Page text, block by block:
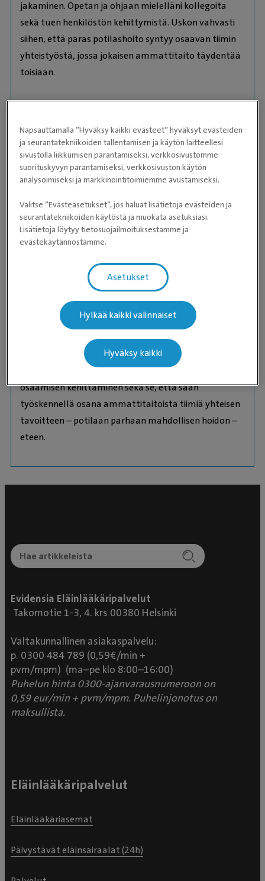
jakaminen. Opetan ja ohjaan mielelläni kollegoita
sekä tuen henkilöstön kehittymistä. Uskon vahvasti
siihen, että paras potilashoito syntyy osaavan tiimin
yhteistyöstä, jossa jokaisen ammattitaito täydentää
toisiaan.
Olen ollut kehittämässä Savon Murren
työtä edelleen. Tavoitteeni on, että
anestesiahoitomme perustuu ajantasaiseen tietoon,
yhtenäisiin toimintamalleihin ja jatkuvaan
kehittämiseen, jotta voimme tarjota potilaillemme
mahdollisimman turvallista ja laadukasta hoitoa.
Kirurgisten potilaiden lisäksi viihdyn myös
ja mahdollisuutta ratkaista nopeasti muuttuvia
tilanteita osana osaavaa tiimiä. Olen kiinnostunut
kehittämään osaamistani myös eksoottisten eläinten
anestesiassa ja haluan syventää tietojani tällä
erityisosaamista vaativalla alueella.
Parasta työssäni ovat onnistuneet potilastapaukset,
osaamisen kehittäminen sekä se, että saan
työskennellä osana ammattitaitoista tiimiä yhteisen
tavoitteen – potilaan parhaan mahdollisen hoidon –
eteen.
Evidensia Eläinlääkäripalvelut
Takomotie 1-3, 4. krs 00380 Helsinki
Valtakunnallinen asiakaspalvelu:
p. 0300 484 789 (0,59€/min +
pvm/mpm) (ma–pe klo 8:00–16:00)
Puhelun hinta 0300-ajanvarausnumeroon on
0,59 eur/min + pvm/mpm. Puhelinjonotus on
maksullista.
Eläinlääkäripalvelut
Eläinlääkäriasemat
Päivystävät eläinsairaalat (24h)
Napsauttamalla ”Hyväksy kaikki evästeet” hyväksyt evästeiden
ja seurantatekniikoiden tallentamisen ja käytön laitteellesi
sivustolla liikkumisen parantamiseksi, verkkosivustomme
suorituskyvyn parantamiseksi, verkkosivuston käytön
analysoimiseksi ja markkinointitoimiemme avustamiseksi.
Valitse ”Evästeasetukset”, jos haluat lisätietoja evästeiden ja
seurantatekniikoiden käytöstä ja muokata asetuksiasi.
Lisätietoja löytyy tietosuojailmoituksestamme ja
evästekäytännöstämme.
Asetukset
Hylkää kaikki valinnaiset
Hyväksy kaikki